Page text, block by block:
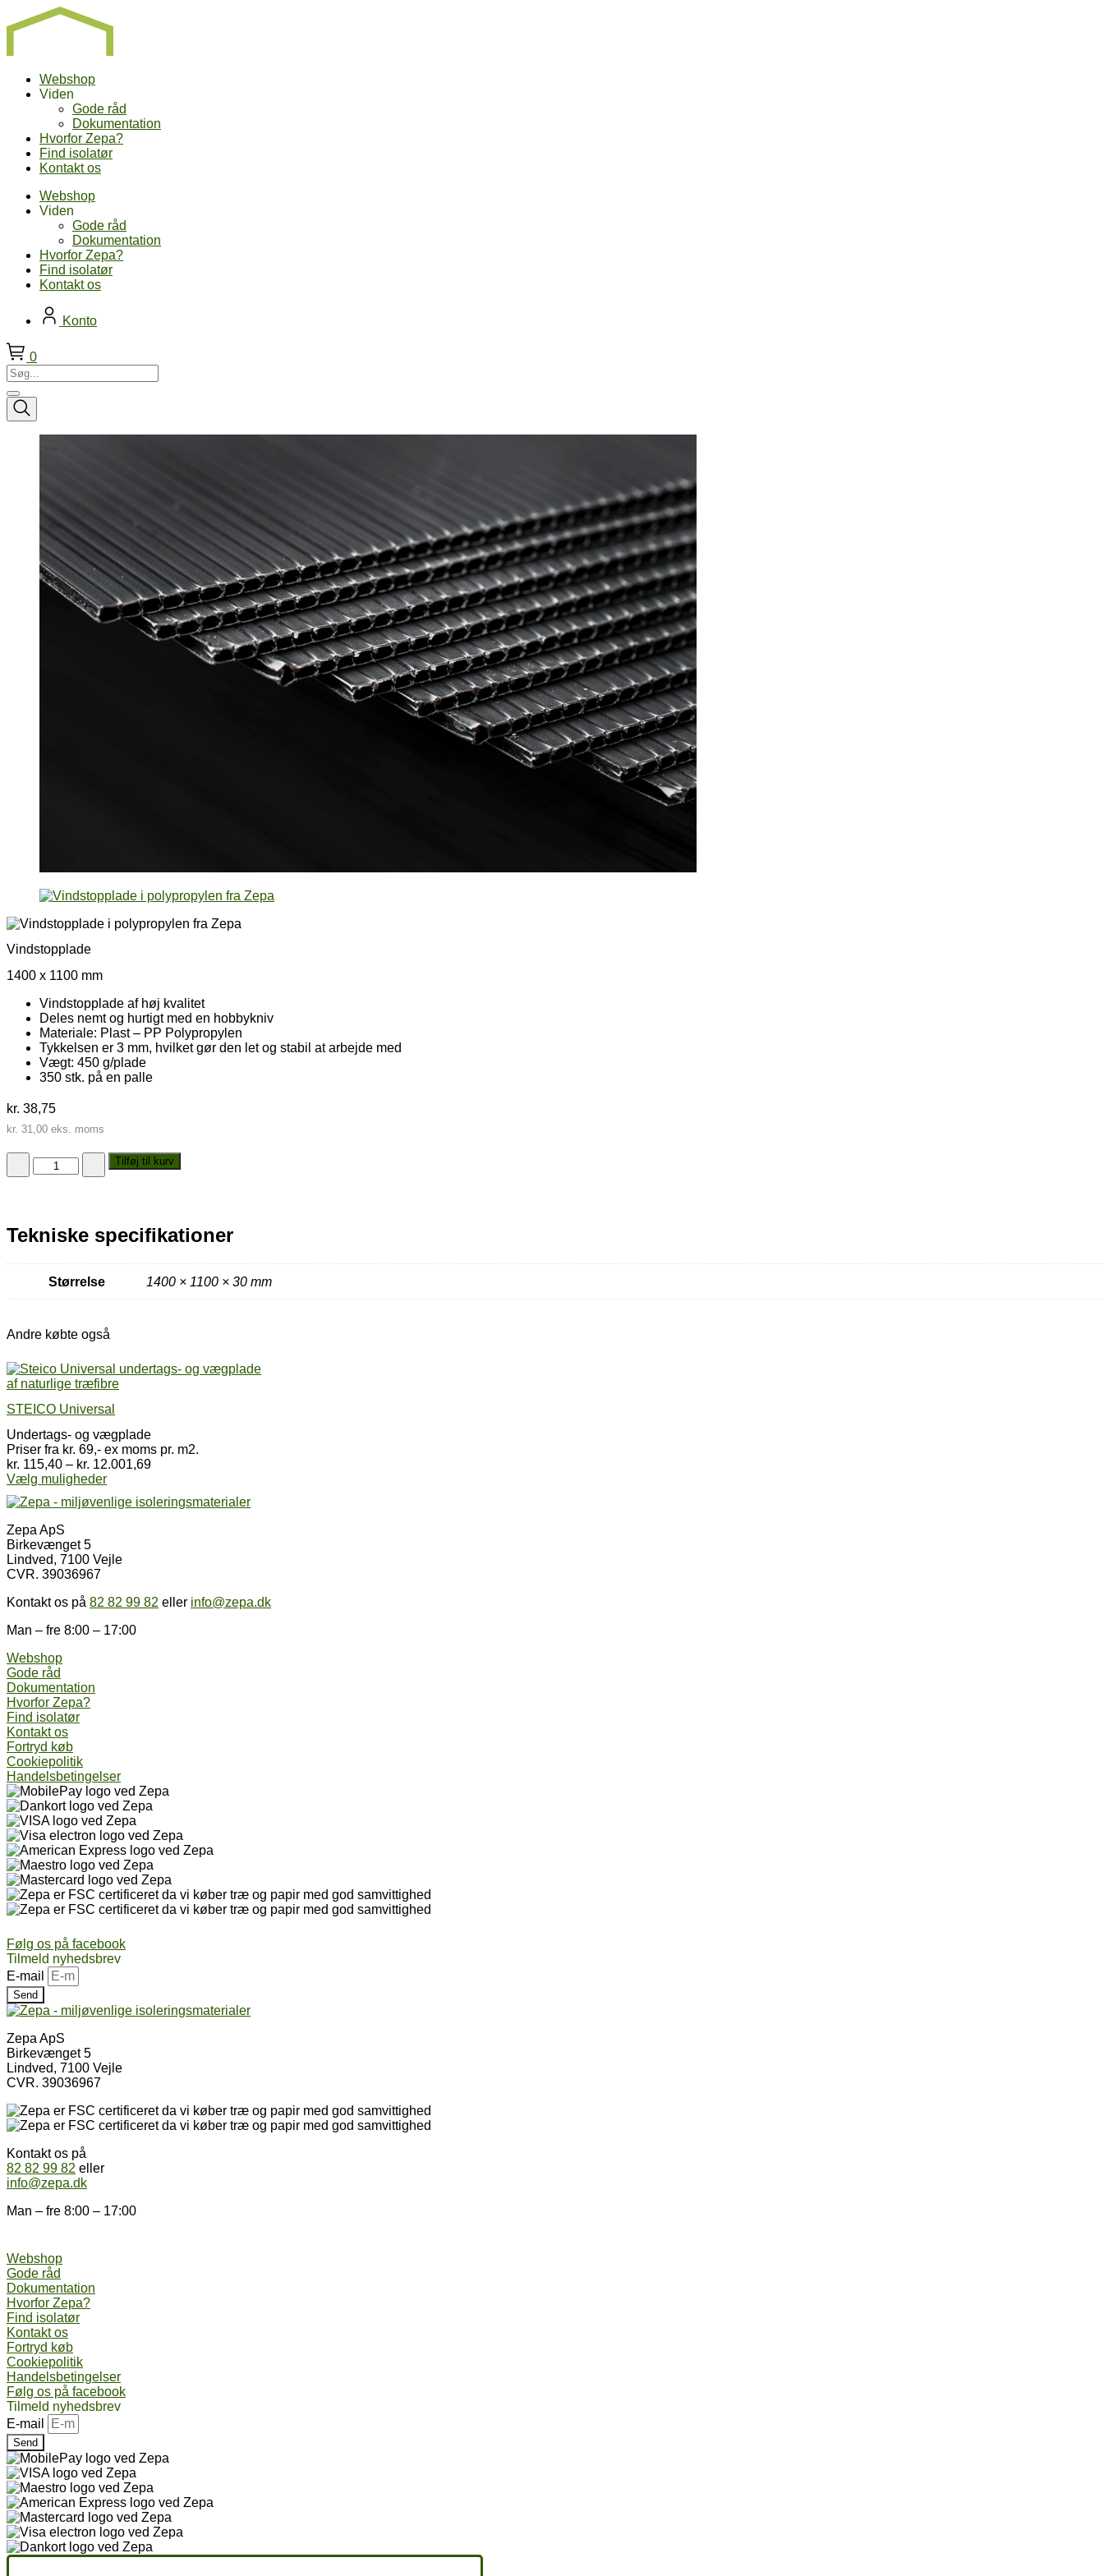
to
Webshop
Viden
Gode råd
Dokumentation
Hvorfor Zepa?
Find isolatør
Kontakt os
Webshop
Viden
Gode råd
Dokumentation
Hvorfor Zepa?
Find isolatør
Kontakt os
Konto
0
Søg...
Vindstopplade
1400 x 1100 mm
Vindstopplade af høj kvalitet
Deles nemt og hurtigt med en hobbykniv
Materiale: Plast – PP Polypropylen
Tykkelsen er 3 mm, hvilket gør den let og stabil at arbejde med
Vægt: 450 g/plade
350 stk. på en palle
kr. 38,75
kr. 31,00 eks. moms
Vindstopplade
antal
Tilføj til kurv
Tekniske specifikationer
Størrelse 1400 × 1100 × 30 mm
Andre købte også
STEICO Universal
Undertags- og vægplade
Priser fra kr. 69,- ex moms pr. m2.
kr. 115,40 – kr. 12.001,69Prisinterval:
kr. 12.001,69
Vælg mulighederDette
har
Mulighederne
kan
på
varesiden
Zepa ApS
Birkevænget 5
Lindved, 7100 Vejle
CVR. 39036967
Kontakt os på 82 82 99 82 eller info@zepa.dk
Man – fre 8:00 – 17:00
Webshop
Gode råd
Dokumentation
Hvorfor Zepa?
Find isolatør
Kontakt os
Fortryd køb
Cookiepolitik
Handelsbetingelser
Følg os på facebook
Tilmeld nyhedsbrev
E-mail
Send
Zepa ApS
Birkevænget 5
Lindved, 7100 Vejle
CVR. 39036967
Kontakt os på
82 82 99 82 eller
info@zepa.dk
Man – fre 8:00 – 17:00
Webshop
Gode råd
Dokumentation
Hvorfor Zepa?
Find isolatør
Kontakt os
Fortryd køb
Cookiepolitik
Handelsbetingelser
Følg os på facebook
Tilmeld nyhedsbrev
E-mail
Send